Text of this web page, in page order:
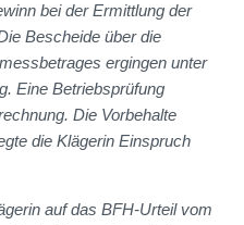
bei der Ermittlung der
Bescheide über die
ergingen unter
Eine Betriebsprüfung
Die Vorbehalte
die Klägerin Einspruch
auf das BFH-Urteil vom